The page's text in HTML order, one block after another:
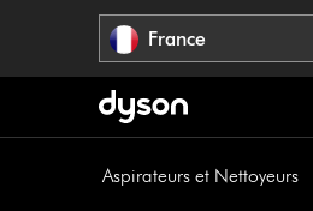
France
Aspirateurs et Nettoyeurs